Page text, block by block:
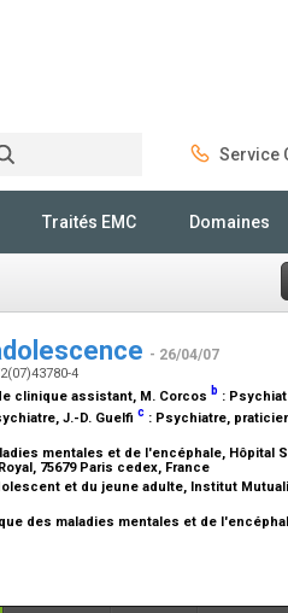
Service
Traités EMC Domaines
- 26/04/07
4
clinique assistant, M. Corcos b :
, J.-D. Guelfi c : Psychiatre,
mentales et de l'encéphale, Hôpital
75679 Paris cedex, France
et du jeune adulte, Institut
des maladies mentales et de